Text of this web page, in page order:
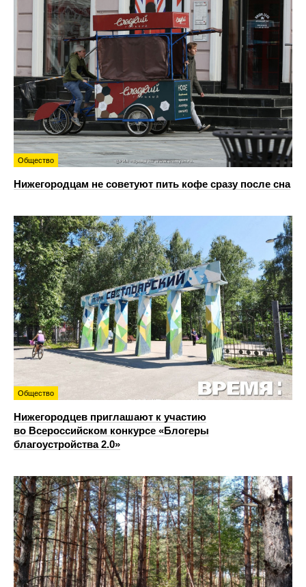
Общество
Нижегородцам не советуют пить кофе сразу после сна
Общество
Нижегородцев приглашают к участию
во Всероссийском конкурсе «Блогеры
благоустройства 2.0»